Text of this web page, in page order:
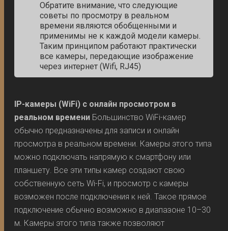
Обратите внимание, что следующие
советы по просмотру в реальном
времени являются обобщенными и
применимы не к каждой модели камеры.
Таким принципом работают практически
все камеры, передающие изображение
через интернет (Wifi, RJ45)
IP-камеры (WiFi) с онлайн просмотром в
реальном времени Большинство WiFi-камер
обычно предназначены для записи и онлайн
просмотра в реальном времени. Камеры этого типа
можно подключать напрямую к смартфону или
планшету. Все эти типы камер создают свою
собственную сеть Wi-Fi, и просмотр с камеры
возможен после подключения к ней. Такое прямое
подключение обычно возможно в диапазоне 10–30
м. Камеры этого типа также позволяют